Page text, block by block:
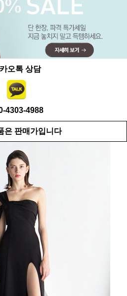
오톡 상담
4303-4988
은 판매가입니다